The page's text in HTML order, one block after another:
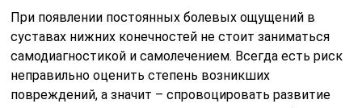
При появлении постоянных болевых ощущений в
суставах нижних конечностей не стоит заниматься
самодиагностикой и самолечением. Всегда есть риск
неправильно оценить степень возникших
повреждений, а значит – спровоцировать развитие